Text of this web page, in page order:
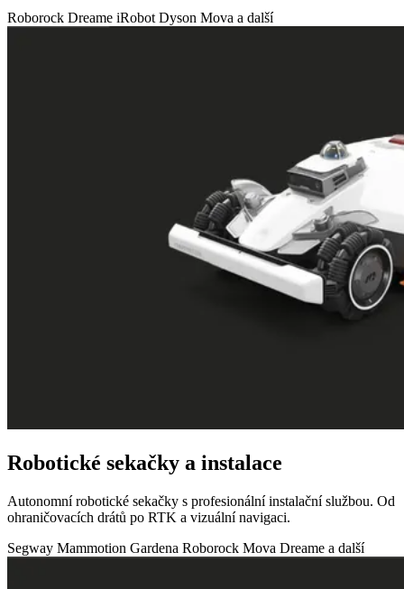
Roborock Dreame iRobot Dyson Mova a další
Robotické sekačky a instalace
Autonomní robotické sekačky s profesionální instalační službou. Od
ohraničovacích drátů po RTK a vizuální navigaci.
Segway Mammotion Gardena Roborock Mova Dreame a další